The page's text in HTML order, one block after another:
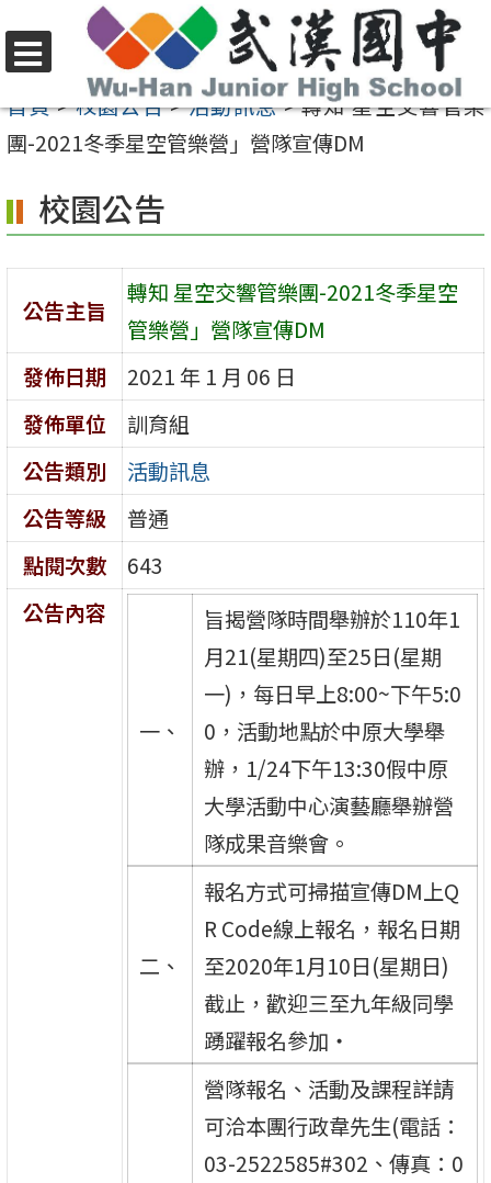
至
要
容
區
選
單
首頁>校園公告>活動訊息>轉知 星空交響管樂
團-2021冬季星空管樂營」營隊宣傳DM
校園公告
公告主旨
轉知 星空交響管樂團-2021冬季星空
管樂營」營隊宣傳DM
發佈日期
2021 年 1 月 06 日
發佈單位
訓育組
公告類別
活動訊息
公告等級
普通
點閱次數
643
公告內容
一、
旨揭營隊時間舉辦於110年1
月21(星期四)至25日(星期
一)，每日早上8:00~下午5:0
0，活動地點於中原大學舉
辦，1/24下午13:30假中原
大學活動中心演藝廳舉辦營
隊成果音樂會。
二、
報名方式可掃描宣傳DM上Q
R Code線上報名，報名日期
至2020年1月10日(星期日)
截止，歡迎三至九年級同學
踴躍報名參加‧
營隊報名、活動及課程詳請
可洽本團行政韋先生(電話：
03-2522585#302、傳真：0